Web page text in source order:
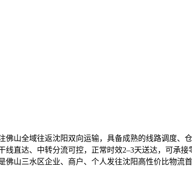
山全域往返沈阳双向运输，具备成熟的线路调度、
直达、中转分流可控，正常时效2–3天送达，可承
山三水区企业、商户、个人发往沈阳高性价比物流首